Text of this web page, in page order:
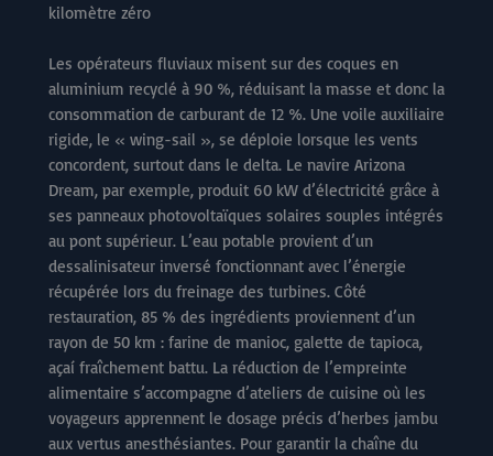
kilomètre zéro
Les opérateurs fluviaux misent sur des coques en
aluminium recyclé à 90 %, réduisant la masse et donc la
consommation de carburant de 12 %. Une voile auxiliaire
rigide, le « wing-sail », se déploie lorsque les vents
concordent, surtout dans le delta. Le navire Arizona
Dream, par exemple, produit 60 kW d’électricité grâce à
ses panneaux photovoltaïques solaires souples intégrés
au pont supérieur. L’eau potable provient d’un
dessalinisateur inversé fonctionnant avec l’énergie
récupérée lors du freinage des turbines. Côté
restauration, 85 % des ingrédients proviennent d’un
rayon de 50 km : farine de manioc, galette de tapioca,
açaí fraîchement battu. La réduction de l’empreinte
alimentaire s’accompagne d’ateliers de cuisine où les
voyageurs apprennent le dosage précis d’herbes jambu
aux vertus anesthésiantes. Pour garantir la chaîne du